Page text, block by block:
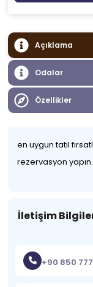
Açıklama
Odalar
Özellikler
en uygun tatil
rezervasyon yapın.
İletişim
+90 850